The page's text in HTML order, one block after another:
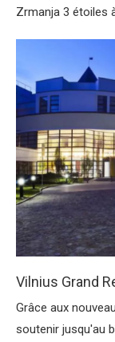
Zrmanja 3 étoiles
Vilnius Grand
Grâce aux
soutenir jusqu'au